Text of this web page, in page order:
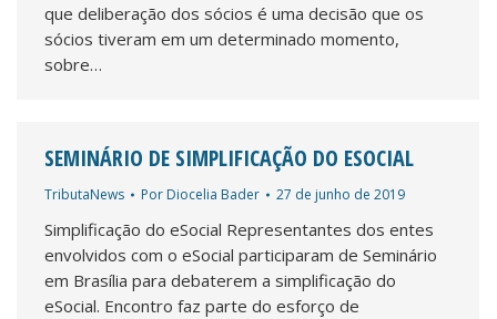
que deliberação dos sócios é uma decisão que os
sócios tiveram em um determinado momento,
sobre…
SEMINÁRIO DE SIMPLIFICAÇÃO DO ESOCIAL
TributaNews Por Diocelia Bader 27 de junho de 2019
Simplificação do eSocial Representantes dos entes
envolvidos com o eSocial participaram de Seminário
em Brasília para debaterem a simplificação do
eSocial. Encontro faz parte do esforço de